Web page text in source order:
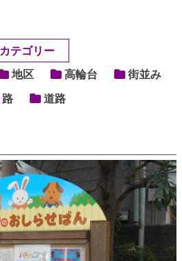
カテゴリー
地区 高輪台
街並み
路
道路